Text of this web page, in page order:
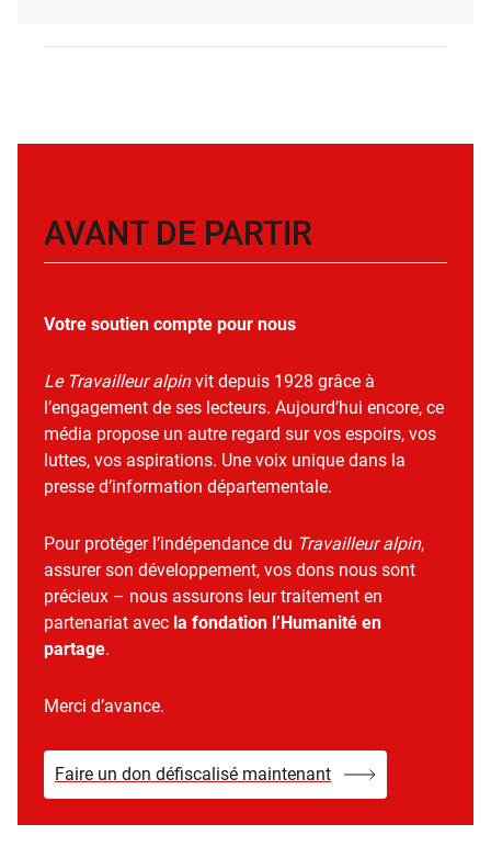
AVANT DE PARTIR
Votre soutien compte pour nous
Le Travailleur alpinvit depuis 1928 grâce à
l’engagement de ses lecteurs. Aujourd’hui encore, ce
média propose un autre regard sur vos espoirs, vos
luttes, vos aspirations. Une voix unique dans la
presse d’information départementale.
Pour protéger l’indépendance du Travailleur alpin,
assurer son développement, vos dons nous sont
précieux – nous assurons leur traitement en
partenariat avec la fondation l’Humanité en
partage.
Merci d’avance.
Faire un don défiscalisé maintenant